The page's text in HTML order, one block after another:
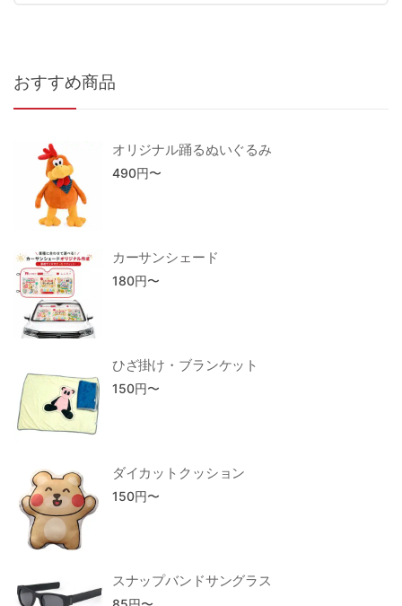
おすすめ商品
オリジナル踊るぬいぐるみ
490円〜
カーサンシェード
180円〜
ひざ掛け・ブランケット
150円〜
ダイカットクッション
150円〜
スナップバンドサングラス